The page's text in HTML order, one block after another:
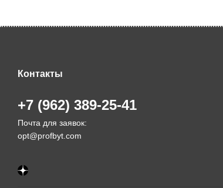
Контакты
+7 (962) 389-25-41
Почта для заявок:
opt@profbyt.com